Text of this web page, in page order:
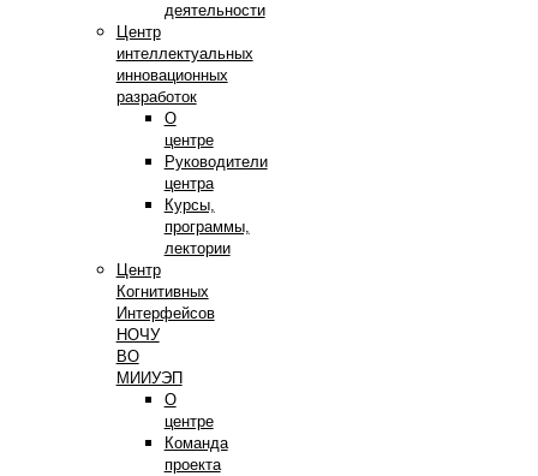
деятельности
Центр
интеллектуальных
инновационных
разработок
О
центре
Руководители
центра
Курсы,
программы,
лектории
Центр
Когнитивных
Интерфейсов
НОЧУ
ВО
МИИУЭП
О
центре
Команда
проекта